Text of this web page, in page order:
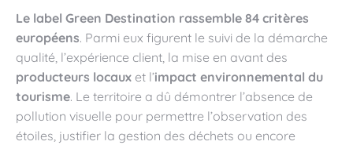
Le label Green Destination rassemble 84 critères
européens. Parmi eux figurent le suivi de la démarche
qualité, l’expérience client, la mise en avant des
producteurs locaux et l’impact environnemental du
tourisme. Le territoire a dû démontrer l’absence de
pollution visuelle pour permettre l’observation des
étoiles, justifier la gestion des déchets ou encore